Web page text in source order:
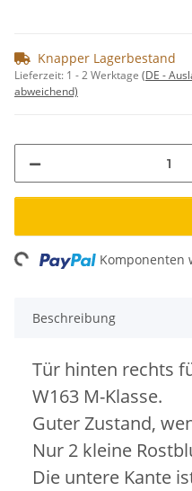
Knapper Lagerbestand
Lieferzeit: 1 - 2 Werktage (DE -
abweichend)
Komponenten
Beschreibung
Tür hinten rechts
W163 M-Klasse.
Guter Zustand,
Nur 2 kleine
Die untere Kante